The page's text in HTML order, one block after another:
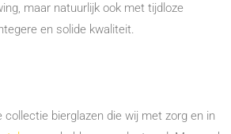
maar natuurlijk ook met tijdloze
en solide kwaliteit.
collectie bierglazen die wij met zorg en in